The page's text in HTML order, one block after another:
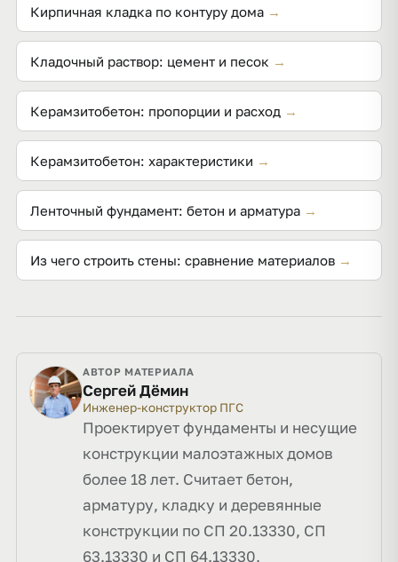
Кирпичная кладка по контуру дома →
Кладочный раствор: цемент и песок →
Керамзитобетон: пропорции и расход →
Керамзитобетон: характеристики →
Ленточный фундамент: бетон и арматура →
Из чего строить стены: сравнение материалов →
АВТОР МАТЕРИАЛА
Сергей Дёмин
Инженер-конструктор ПГС
Проектирует фундаменты и несущие
конструкции малоэтажных домов
более 18 лет. Считает бетон,
арматуру, кладку и деревянные
конструкции по СП 20.13330, СП
63.13330 и СП 64.13330.